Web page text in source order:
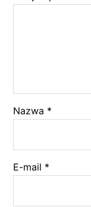
Nazwa *
E-mail *